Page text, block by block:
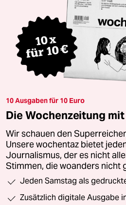
10 Ausgaben für 10 Euro
Die Wochenzeitung
Wir schauen den
Unsere wochentaz bietet
Journalismus, der es nicht
Stimmen, die woanders nicht
Jeden Samstag als
Zusätzlich digitale Ausgabe